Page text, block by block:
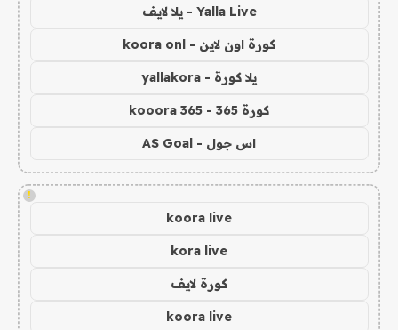
Yalla Live - يلا لايف
كورة اون لاين - koora onl
يلا كورة - yallakora
كورة 365 - kooora 365
اس جول - AS Goal
!
koora live
kora live
كورة لايف
koora live